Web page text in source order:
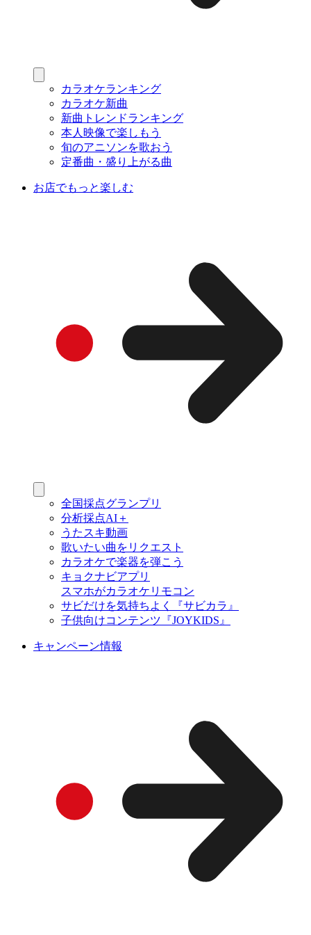
カラオケランキング
カラオケ新曲
新曲トレンドランキング
本人映像で楽しもう
旬のアニソンを歌おう
定番曲・盛り上がる曲
お店でもっと楽しむ
全国採点グランプリ
分析採点AI＋
うたスキ動画
歌いたい曲をリクエスト
カラオケで楽器を弾こう
キョクナビアプリ
スマホがカラオケリモコン
サビだけを気持ちよく『サビカラ』
子供向けコンテンツ『JOYKIDS』
キャンペーン情報